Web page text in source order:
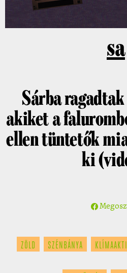
sa
Sárba
akiket a
ellen tüntetők
ki
ZÖLD SZÉNBÁNYA